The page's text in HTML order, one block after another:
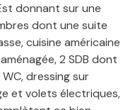
donnant sur une
dont une suite
cuisine américaine
2 SDB dont
dressing sur
et volets électriques,